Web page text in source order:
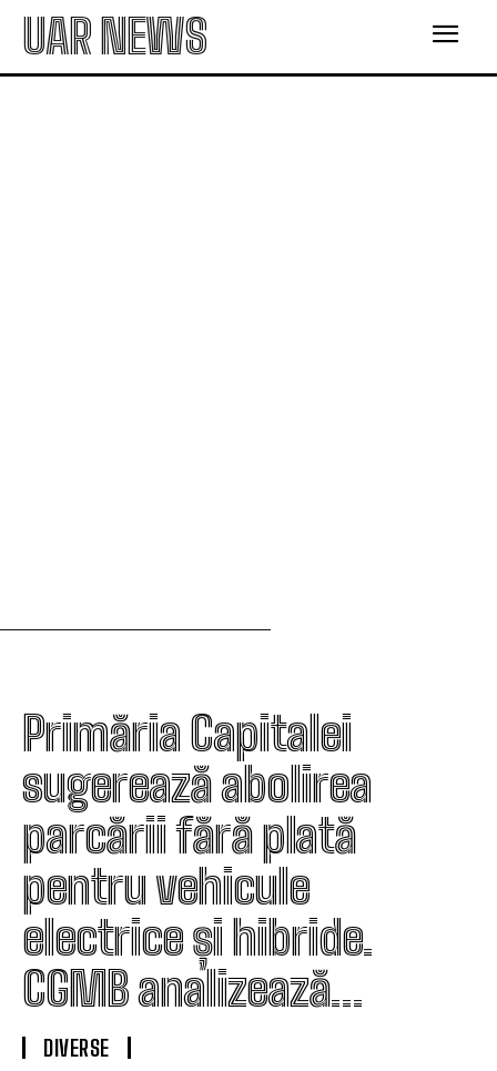
UAR NEWS
Primăria Capitalei
sugerează abolirea
parcării fără plată
pentru vehicule
electrice și hibride.
CGMB analizează…
DIVERSE